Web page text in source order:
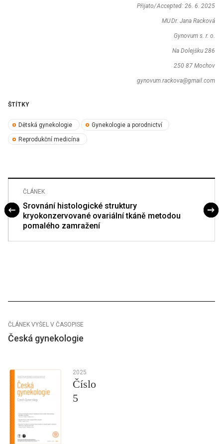
Přijato/Accepted: 26. 6. 2025
MUDr. Jana Racková
Gynovum s. r. o.
Na Dolejšku 286
250 87 Mochov
gynovum.rackova@gmail.com
ŠTÍTKY
Dětská gynekologie Gynekologie a porodnictví
Reprodukční medicína
ČLÁNEK
Srovnání histologické struktury
kryokonzervované ovariální tkáně metodou
pomalého zamražení
ČLÁNEK VYŠEL V ČASOPISE
Česká gynekologie
2025
Číslo
5